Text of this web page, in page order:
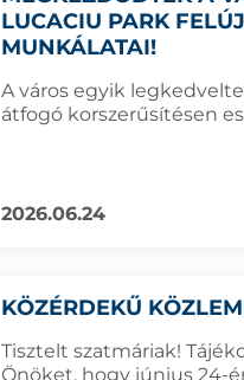
LUCACIU PARK
MUNKÁLATAI!
A város egyik
átfogó korszerűsítésen
2026.06.24
KÖZÉRDEKŰ
Tisztelt szatmáriak!
Önöket, hogy június 24-